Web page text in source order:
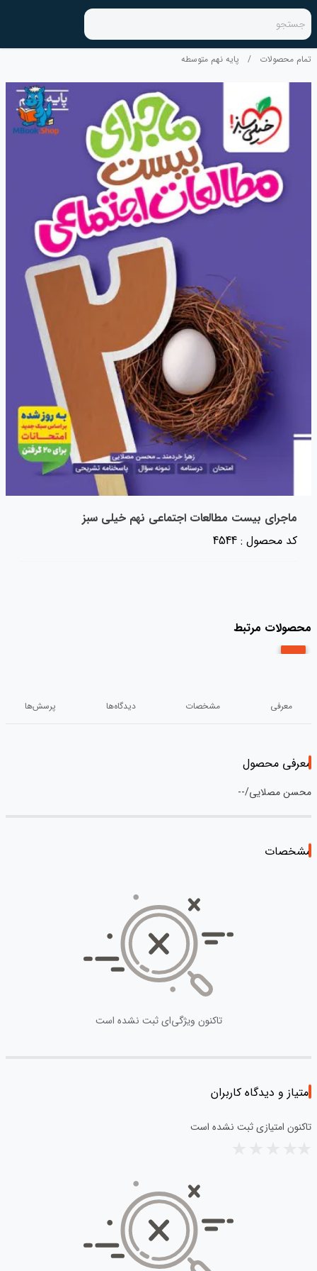
جستجو
تمام محصولات / پایه نهم متوسطه
ماجرای بیست مطالعات اجتماعی نهم خیلی سبز
کد محصول : 4544
محصولات مرتبط
معرفی مشخصات دیدگاه‌ها پرسش‌ها
معرفی محصول
محسن مصلایی/--
مشخصات
تاکنون ویژگی‌ای ثبت نشده است
امتیاز و دیدگاه کاربران
تاکنون امتیازی ثبت نشده است